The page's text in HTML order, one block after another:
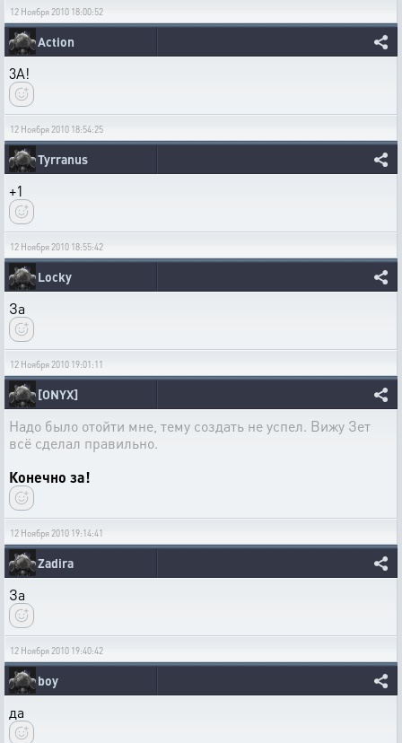
12 Ноября 2010 18:00:52
Action
3A!
12 Ноября 2010 18:54:25
Tyrranus
+1
12 Ноября 2010 18:55:42
Locky
За
12 Ноября 2010 19:01:11
[ONYX]
Надо было отойти мне, тему создать не успел. Вижу Зет
всё сделал правильно.
Конечно за!
12 Ноября 2010 19:14:41
Zadira
За
12 Ноября 2010 19:40:42
boy
да